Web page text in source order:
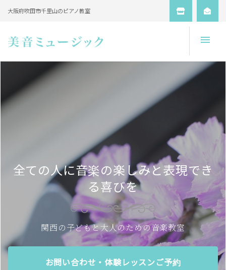
大阪府吹田市千里山のピアノ教室
全ての人に音楽の楽しみと表現でき
る喜びを
関西の子どもと大人のための音楽教室
お問い合わせ・体験レッスンご予約